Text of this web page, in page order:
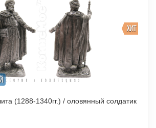
ХИТ
(1288-1340гг.) / оловянный солдатик